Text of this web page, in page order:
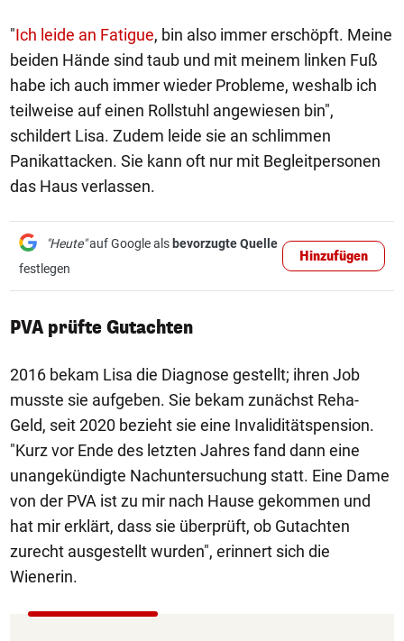
"Ich leide an Fatigue, bin also immer erschöpft. Meine
beiden Hände sind taub und mit meinem linken Fuß
habe ich auch immer wieder Probleme, weshalb ich
teilweise auf einen Rollstuhl angewiesen bin",
schildert Lisa. Zudem leide sie an schlimmen
Panikattacken. Sie kann oft nur mit Begleitpersonen
das Haus verlassen.
"Heute"auf Google als bevorzugte Quelle
festlegen
Hinzufügen
PVA prüfte Gutachten
2016 bekam Lisa die Diagnose gestellt; ihren Job
musste sie aufgeben. Sie bekam zunächst Reha-
Geld, seit 2020 bezieht sie eine Invaliditätspension.
"Kurz vor Ende des letzten Jahres fand dann eine
unangekündigte Nachuntersuchung statt. Eine Dame
von der PVA ist zu mir nach Hause gekommen und
hat mir erklärt, dass sie überprüft, ob Gutachten
zurecht ausgestellt wurden", erinnert sich die
Wienerin.